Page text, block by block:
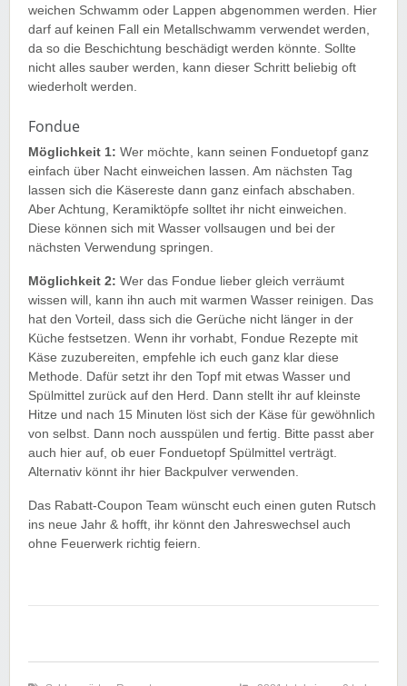
weichen Schwamm oder Lappen abgenommen werden. Hier
darf auf keinen Fall ein Metallschwamm verwendet werden,
da so die Beschichtung beschädigt werden könnte. Sollte
nicht alles sauber werden, kann dieser Schritt beliebig oft
wiederholt werden.
Fondue
Möglichkeit 1: Wer möchte, kann seinen Fonduetopf ganz
einfach über Nacht einweichen lassen. Am nächsten Tag
lassen sich die Käsereste dann ganz einfach abschaben.
Aber Achtung, Keramiktöpfe solltet ihr nicht einweichen.
Diese können sich mit Wasser vollsaugen und bei der
nächsten Verwendung springen.
Möglichkeit 2: Wer das Fondue lieber gleich verräumt
wissen will, kann ihn auch mit warmen Wasser reinigen. Das
hat den Vorteil, dass sich die Gerüche nicht länger in der
Küche festsetzen. Wenn ihr vorhabt, Fondue Rezepte mit
Käse zuzubereiten, empfehle ich euch ganz klar diese
Methode. Dafür setzt ihr den Topf mit etwas Wasser und
Spülmittel zurück auf den Herd. Dann stellt ihr auf kleinste
Hitze und nach 15 Minuten löst sich der Käse für gewöhnlich
von selbst. Dann noch ausspülen und fertig. Bitte passt aber
auch hier auf, ob euer Fonduetopf Spülmittel verträgt.
Alternativ könnt ihr hier Backpulver verwenden.
Das Rabatt-Coupon Team wünscht euch einen guten Rutsch
ins neue Jahr & hofft, ihr könnt den Jahreswechsel auch
ohne Feuerwerk richtig feiern.